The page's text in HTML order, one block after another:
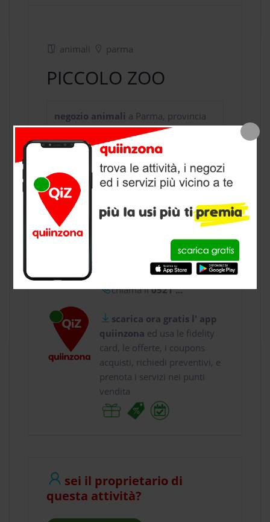
animali parma
PICCOLO ZOO
negozio animali a Parma, provincia
di Parma
CONTATTI
usa gratis quiinzona e :
Strada Nino Bix...
chiama il0521 ...
scarica ora gratis l' app
quiinzona ed usa le fidelity
card, le offerte, i coupons
acquisti, richiedi preventivi, e
prenota i servizi nei punti
vendita
sei il proprietario di
questa attività?